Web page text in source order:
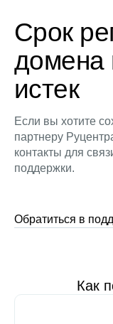
Срок
домена
истек
Если вы хотите
партнеру
контакты для
поддержки.
Обратиться в
Как